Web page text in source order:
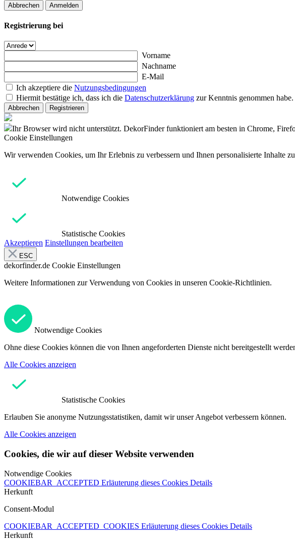
Abbrechen Anmelden
Registrierung bei
Vorname
Nachname
E-Mail
Ich akzeptiere die Nutzungsbedingungen
Hiermit bestätige ich, dass ich die Datenschutzerklärung zur Kenntnis genommen habe.
Abbrechen Registrieren
Ihr Browser wird nicht unterstützt. DekorFinder funktioniert am besten in Chrome,
Cookie Einstellungen
Wir verwenden Cookies, um Ihr Erlebnis zu verbessern und Ihnen personalisierte Inhalte
Notwendige Cookies
Statistische Cookies
Akzeptieren Einstellungen bearbeiten
ESC
dekorfinder.de Cookie Einstellungen
Weitere Informationen zur Verwendung von Cookies in unseren Cookie-Richtlinien.
Notwendige Cookies
Ohne diese Cookies können die von Ihnen angeforderten Dienste nicht bereitgestellt
Alle Cookies anzeigen
Statistische Cookies
Erlauben Sie anonyme Nutzungsstatistiken, damit wir unser Angebot verbessern können.
Alle Cookies anzeigen
Cookies, die wir auf dieser Website verwenden
Notwendige Cookies
COOKIEBAR_ACCEPTED Erläuterung dieses Cookies Details
Herkunft
Consent-Modul
COOKIEBAR_ACCEPTED_COOKIES Erläuterung dieses Cookies Details
Herkunft